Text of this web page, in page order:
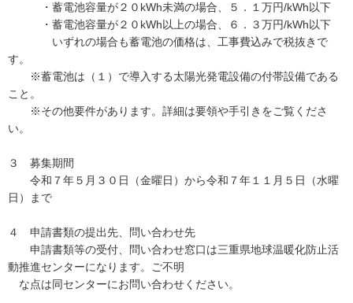
・蓄電池容量が２０kWh未満の場合、５．１万円/kWh以下
・蓄電池容量が２０kWh以上の場合、６．３万円/kWh以下
いずれの場合も蓄電池の価格は、工事費込みで税抜きで
す。
※蓄電池は（１）で導入する太陽光発電設備の付帯設備である
こと。
※その他要件があります。詳細は要領や手引きをご覧くださ
い。
３ 募集期間
令和７年５月３０日（金曜日）から令和７年１１月５日（水曜
日）まで
４ 申請書類の提出先、問い合わせ先
申請書類等の受付、問い合わせ窓口は三重県地球温暖化防止活
動推進センターになります。ご不明
な点は同センターにお問い合わせください。